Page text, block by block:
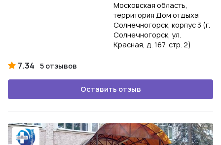
Московская область,
территория Дом отдыха
Солнечногорск, корпус 3 (г.
Солнечногорск, ул.
Красная, д. 167, стр. 2)
7.34 5 отзывов
Оставить отзыв